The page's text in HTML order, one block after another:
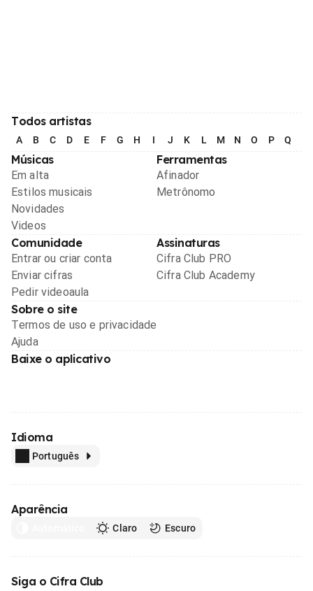
Todos artistas
A B C D E F G H I J K L M N O P Q
Músicas
Em alta
Estilos musicais
Novidades
Videos
Ferramentas
Afinador
Metrônomo
Comunidade
Entrar ou criar conta
Enviar cifras
Pedir videoaula
Assinaturas
Cifra Club PRO
Cifra Club Academy
Sobre o site
Termos de uso e privacidade
Ajuda
Baixe o aplicativo
Idioma
Português
Aparência
Claro Escuro
Siga o Cifra Club